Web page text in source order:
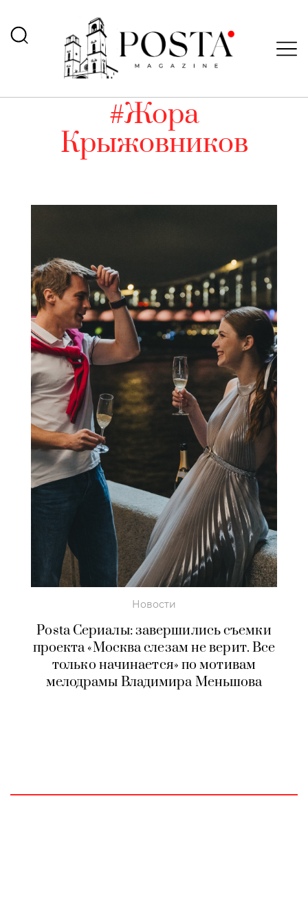
#Жора
Крыжовников
Новости
Posta Сериалы: завершились съемки
проекта «Москва слезам не верит. Все
только начинается» по мотивам
мелодрамы Владимира Меньшова